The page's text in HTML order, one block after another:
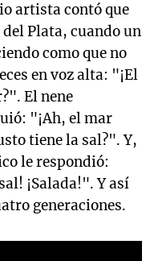
artista contó que
Plata, cuando un
como que no
en voz alta: "¡El
El nene
"¡Ah, el mar
tiene la sal?". Y,
le respondió:
¡Salada!". Y así
generaciones.